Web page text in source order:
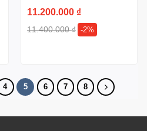
11.200.000 ₫
11.400.000₫ -2%
4 5 6 7 8